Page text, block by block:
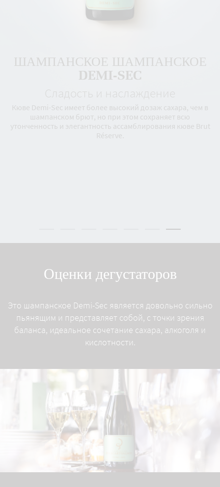
ШАМПАНСКОЕ ШАМПАНСКОЕ
DEMI-SEC
Сладость и наслаждение
Кюве Demi-Sec имеет более высокий дозаж сахара, чем в
шампанском брют, но при этом сохраняет всю
утонченность и элегантность ассамблирования кюве Brut
Réserve.
Оценки дегустаторов
Это шампанское Demi-Sec является довольно сильно
пьянящим и представляет собой, с точки зрения
баланса, идеальное сочетание сахара, алкоголя и
кислотности.